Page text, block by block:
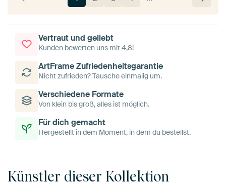
Vertraut und geliebt
Kunden bewerten uns mit 4,8!
ArtFrame Zufriedenheitsgarantie
Nicht zufrieden? Tausche einmalig um.
Verschiedene Formate
Von klein bis groß, alles ist möglich.
Für dich gemacht
Hergestellt in dem Moment, in dem du bestellst.
Künstler dieser Kollektion